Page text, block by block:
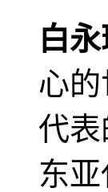
白
心
代
东